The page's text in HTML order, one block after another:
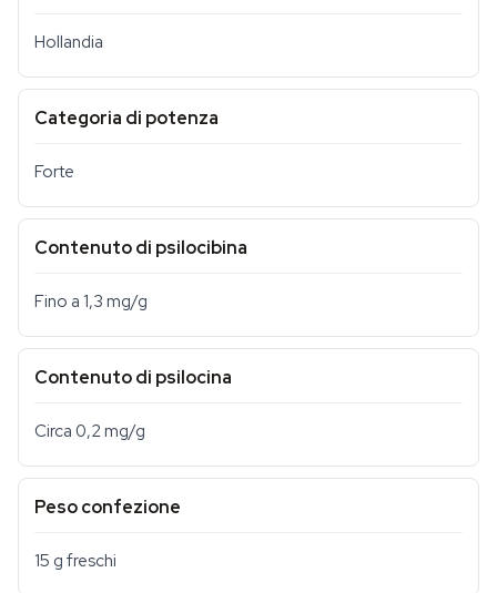
Hollandia
Categoria di potenza
Forte
Contenuto di psilocibina
Fino a 1,3 mg/g
Contenuto di psilocina
Circa 0,2 mg/g
Peso confezione
15 g freschi